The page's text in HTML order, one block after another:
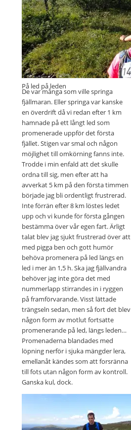
Välmarkerat!
På led på leden
De var många som ville springa
fjällmaran. Eller springa var kanske
en överdrift då vi redan efter 1 km
hamnade på ett långt led som
promenerade uppför det första
fjället. Stigen var smal och någon
möjlighet till omkörning fanns inte.
Trodde i min enfald att det skulle
ordna till sig, men efter att ha
avverkat 5 km på den första timmen
började jag bli ordentligt frustrerad.
Inte förrän efter 8 km löstes ledet
upp och vi kunde för första gången
bestämma över vår egen fart. Ärligt
talat blev jag sjukt frustrerad över att
med pigga ben och gott humör
behöva promenera på led längs en
led i mer än 1,5 h. Ska jag fjällvandra
behöver jag inte göra det med
nummerlapp stirrandes in i ryggen
på framförvarande. Visst lättade
trängseln sedan, men så fort det blev
någon form av motlut fortsatte
promenerande på led, längs leden…
Promenaderna blandades med
löpning nerför i sjuka mängder lera,
emellanåt kändes som att forsränna
till fots utan någon form av kontroll.
Ganska kul, dock.